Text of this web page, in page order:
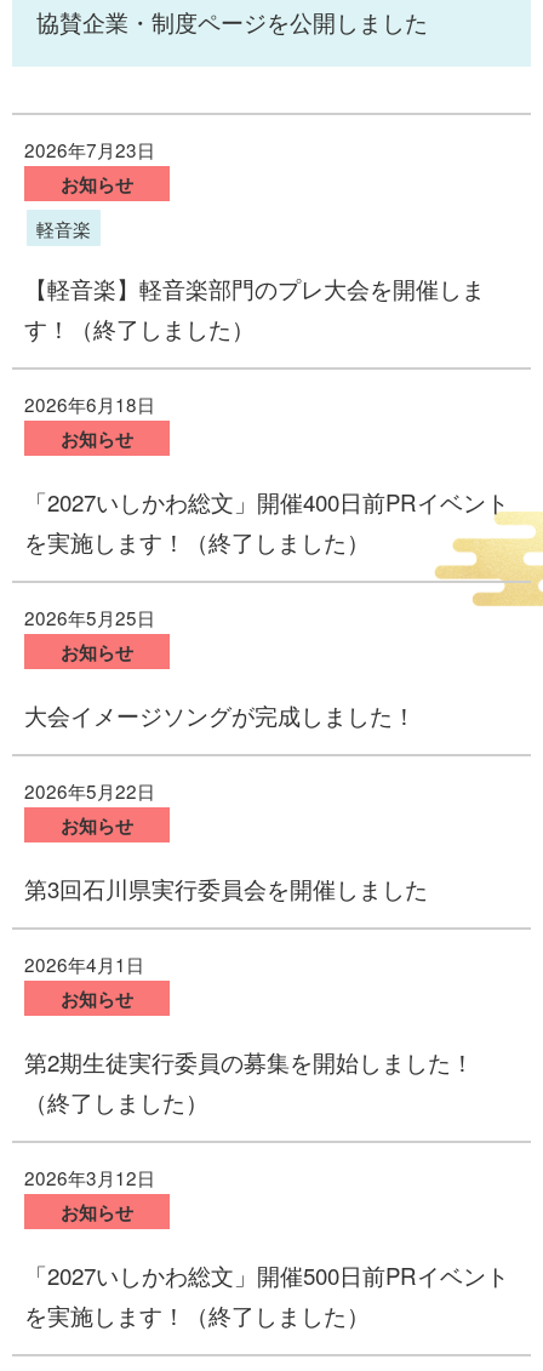
協賛企業・制度ページを公開しました
2026年7月23日
お知らせ
軽音楽
【軽音楽】軽音楽部門のプレ大会を開催しま
す！（終了しました）
2026年6月18日
お知らせ
「2027いしかわ総文」開催400日前PRイベント
を実施します！（終了しました）
2026年5月25日
お知らせ
大会イメージソングが完成しました！
2026年5月22日
お知らせ
第3回石川県実行委員会を開催しました
2026年4月1日
お知らせ
第2期生徒実行委員の募集を開始しました！
（終了しました）
2026年3月12日
お知らせ
「2027いしかわ総文」開催500日前PRイベント
を実施します！（終了しました）